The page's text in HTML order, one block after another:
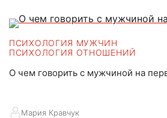
ПСИХОЛОГИЯ МУЖЧИН
ПСИХОЛОГИЯ ОТНОШЕНИЙ
О чем говорить с мужчиной на
Мария Кравчук